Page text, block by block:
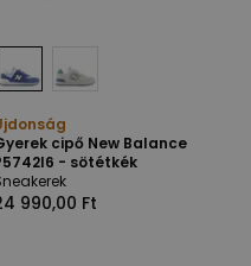
cipő New Balance
- sötétkék
990,00 Ft